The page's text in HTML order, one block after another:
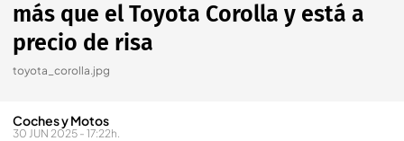
más que el Toyota Corolla y está a
precio de risa
toyota_corolla.jpg
Coches y Motos
30 JUN 2025 - 17:22h.